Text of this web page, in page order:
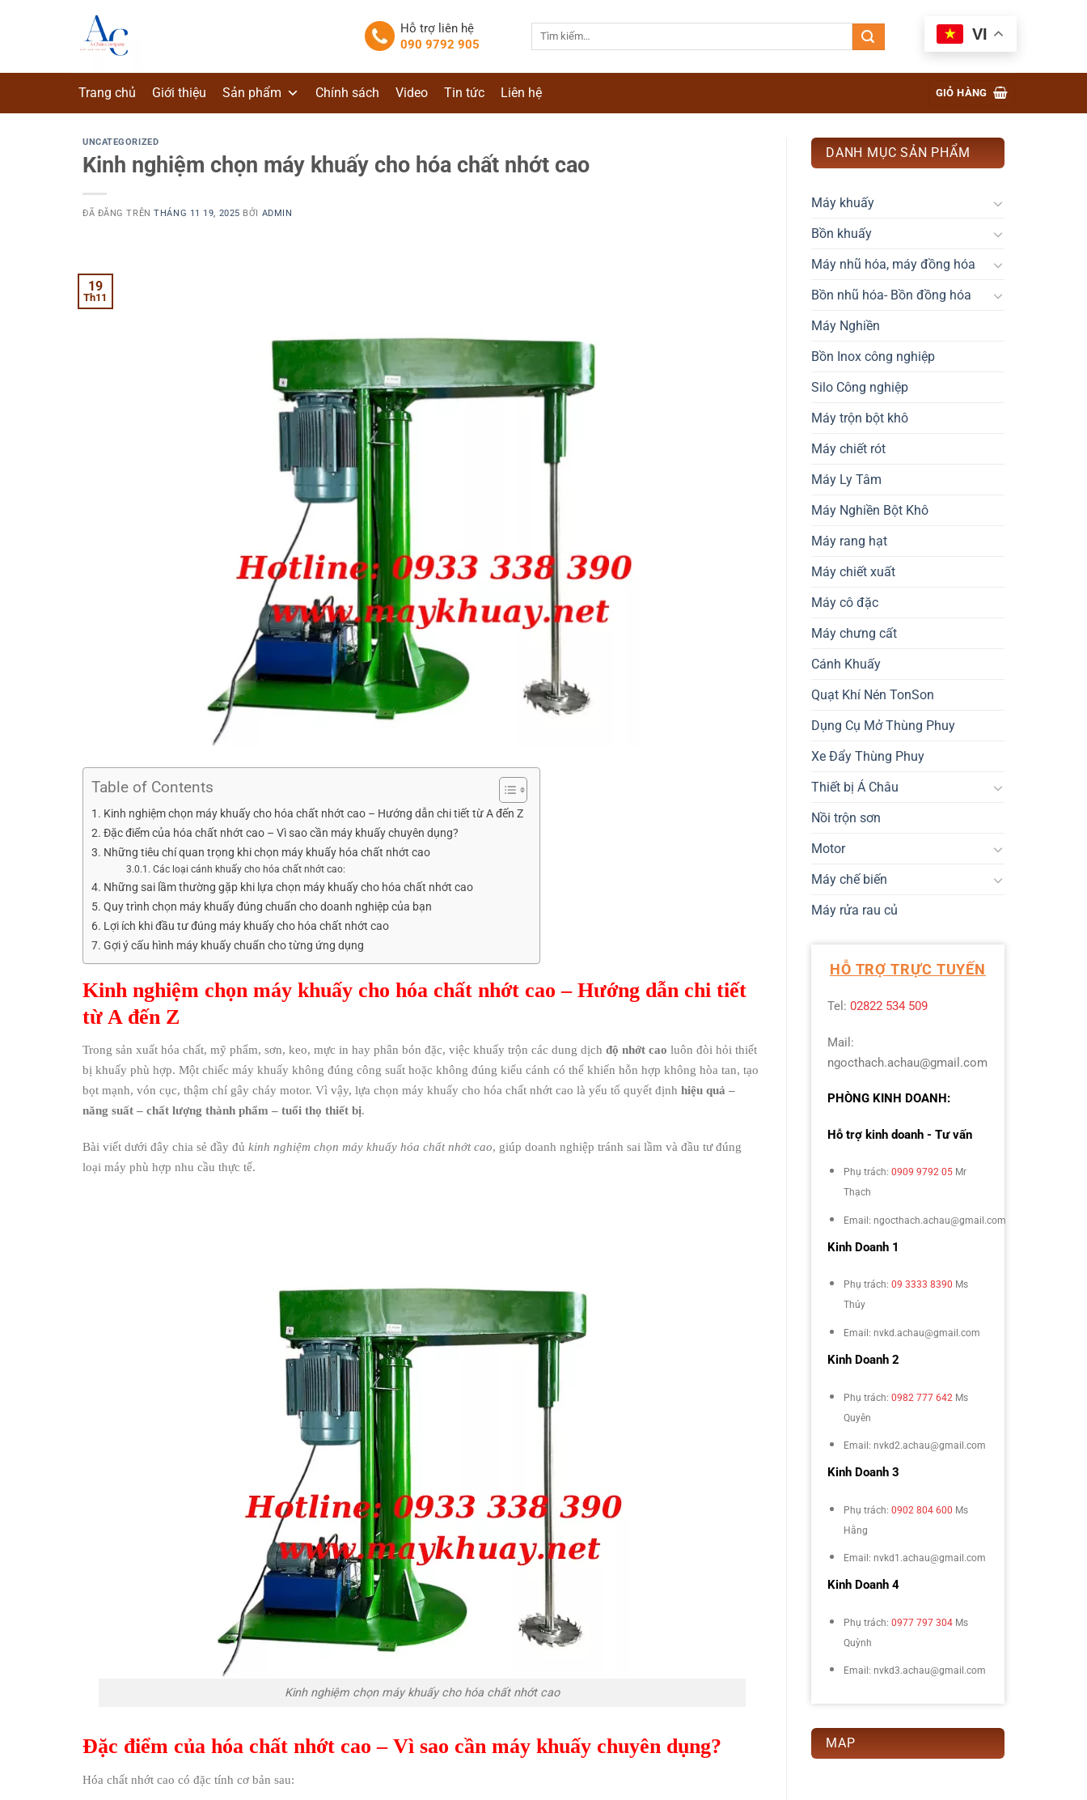
dung
Hỗ trợ liên hệ
090 9792 905
VI
Trang chủ Giới thiệu Sản phẩm Chính sách Video Tin tức Liên hệ GIỎ HÀNG
UNCATEGORIZED
Kinh nghiệm chọn máy khuấy cho hóa chất nhớt cao
ĐÃ ĐĂNG TRÊNTHÁNG 11 19, 2025 BỞI ADMIN
19
Th11
Table of Contents
Kinh nghiệm chọn máy khuấy cho hóa chất nhớt cao – Hướng dẫn chi tiết từ A đến Z
Đặc điểm của hóa chất nhớt cao – Vì sao cần máy khuấy chuyên dụng?
Những tiêu chí quan trọng khi chọn máy khuấy hóa chất nhớt cao
Các loại cánh khuấy cho hóa chất nhớt cao:
Những sai lầm thường gặp khi lựa chọn máy khuấy cho hóa chất nhớt cao
Quy trình chọn máy khuấy đúng chuẩn cho doanh nghiệp của bạn
Lợi ích khi đầu tư đúng máy khuấy cho hóa chất nhớt cao
Gợi ý cấu hình máy khuấy chuẩn cho từng ứng dụng
Kinh nghiệm chọn máy khuấy cho hóa chất nhớt cao – Hướng dẫn chi tiết
từ A đến Z
Trong sản xuất hóa chất, mỹ phẩm, sơn, keo, mực in hay phân bón đặc, việc khuấy trộn các dung dịch độ nhớt cao luôn đòi hỏi thiết
bị khuấy phù hợp. Một chiếc máy khuấy không đúng công suất hoặc không đúng kiểu cánh có thể khiến hỗn hợp không hòa tan, tạo
bọt mạnh, vón cục, thậm chí gây cháy motor. Vì vậy, lựa chọn máy khuấy cho hóa chất nhớt cao là yếu tố quyết định hiệu quả –
năng suất – chất lượng thành phẩm – tuổi thọ thiết bị.
Bài viết dưới đây chia sẻ đầy đủ kinh nghiệm chọn máy khuấy hóa chất nhớt cao, giúp doanh nghiệp tránh sai lầm và đầu tư đúng
loại máy phù hợp nhu cầu thực tế.
Kinh nghiệm chọn máy khuấy cho hóa chất nhớt cao
Đặc điểm của hóa chất nhớt cao – Vì sao cần máy khuấy chuyên dụng?
Hóa chất nhớt cao có đặc tính cơ bản sau:
DANH MỤC SẢN PHẨM
Máy khuấy
Bồn khuấy
Máy nhũ hóa, máy đồng hóa
Bồn nhũ hóa- Bồn đồng hóa
Máy Nghiền
Bồn Inox công nghiệp
Silo Công nghiệp
Máy trộn bột khô
Máy chiết rót
Máy Ly Tâm
Máy Nghiền Bột Khô
Máy rang hạt
Máy chiết xuất
Máy cô đặc
Máy chưng cất
Cánh Khuấy
Quạt Khí Nén TonSon
Dụng Cụ Mở Thùng Phuy
Xe Đẩy Thùng Phuy
Thiết bị Á Châu
Nồi trộn sơn
Motor
Máy chế biến
Máy rửa rau củ
HỖ TRỢ TRỰC TUYẾN
Tel: 02822 534 509
Mail:
ngocthach.achau@gmail.com
PHÒNG KINH DOANH:
Hỗ trợ kinh doanh - Tư vấn
Phụ trách: 0909 9792 05 Mr
Thạch
Email: ngocthach.achau@gmail.com
Kinh Doanh 1
Phụ trách: 09 3333 8390 Ms
Thúy
Email: nvkd.achau@gmail.com
Kinh Doanh 2
Phụ trách: 0982 777 642 Ms
Quyên
Email: nvkd2.achau@gmail.com
Kinh Doanh 3
Phụ trách: 0902 804 600 Ms
Hằng
Email: nvkd1.achau@gmail.com
Kinh Doanh 4
Phụ trách: 0977 797 304 Ms
Quỳnh
Email: nvkd3.achau@gmail.com
MAP